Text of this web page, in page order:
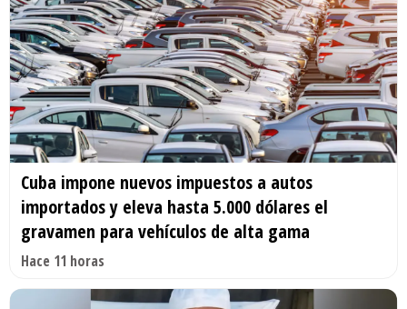
Cuba impone nuevos impuestos a autos
importados y eleva hasta 5.000 dólares el
gravamen para vehículos de alta gama
Hace 11 horas